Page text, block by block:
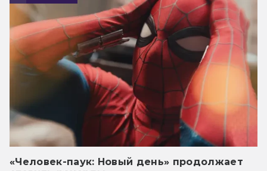
«Человек-паук: Новый день» продолжает